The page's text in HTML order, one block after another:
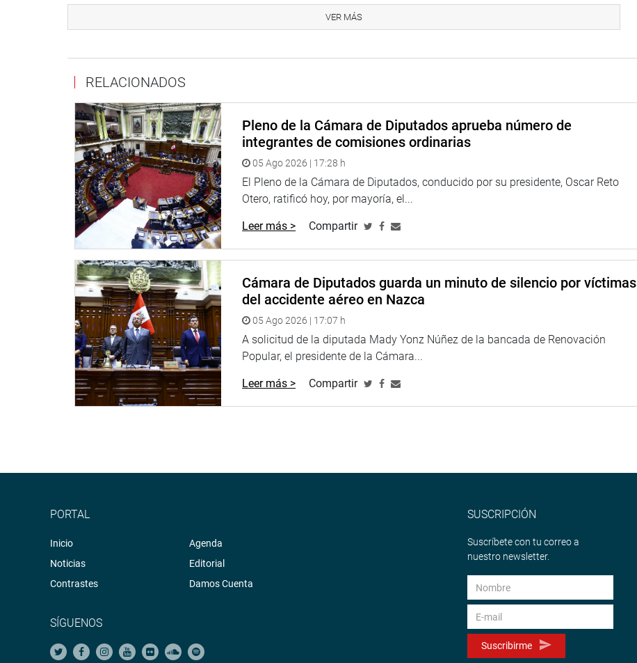
; o mediante el siguiente correo electrónico: admincursos@congreso.gob.pe
Oficina de Participación, Proyección y Enlace con el Ciudadano del Congreso de la República
VER MÁS
RELACIONADOS
Pleno de la Cámara de Diputados aprueba número de
integrantes de comisiones ordinarias
05 Ago 2026 | 17:28 h
El Pleno de la Cámara de Diputados, conducido por su presidente, Oscar Reto
Otero, ratificó hoy, por mayoría, el...
Leer más > Compartir
Cámara de Diputados guarda un minuto de silencio por víctimas
del accidente aéreo en Nazca
05 Ago 2026 | 17:07 h
A solicitud de la diputada Mady Yonz Núñez de la bancada de Renovación
Popular, el presidente de la Cámara...
Leer más > Compartir
PORTAL
Inicio
Noticias
Contrastes
Agenda
Editorial
Damos Cuenta
SÍGUENOS
SUSCRIPCIÓN
Suscríbete con tu correo a
nuestro newsletter.
Suscribirme